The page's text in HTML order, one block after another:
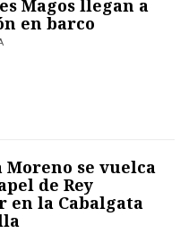
Magos llegan a
en barco
Moreno se vuelca
de Rey
en la Cabalgata